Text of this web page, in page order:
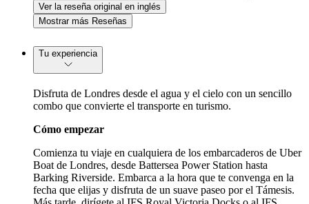
Ver la reseña original en inglés
Mostrar más Reseñas
Tu experiencia
Disfruta de Londres desde el agua y el cielo con un sencillo
combo que convierte el transporte en turismo.
Cómo empezar
Comienza tu viaje en cualquiera de los embarcaderos de Uber
Boat de Londres, desde Battersea Power Station hasta
Barking Riverside. Embarca a la hora que te convenga en la
fecha que elijas y disfruta de un suave paseo por el Támesis.